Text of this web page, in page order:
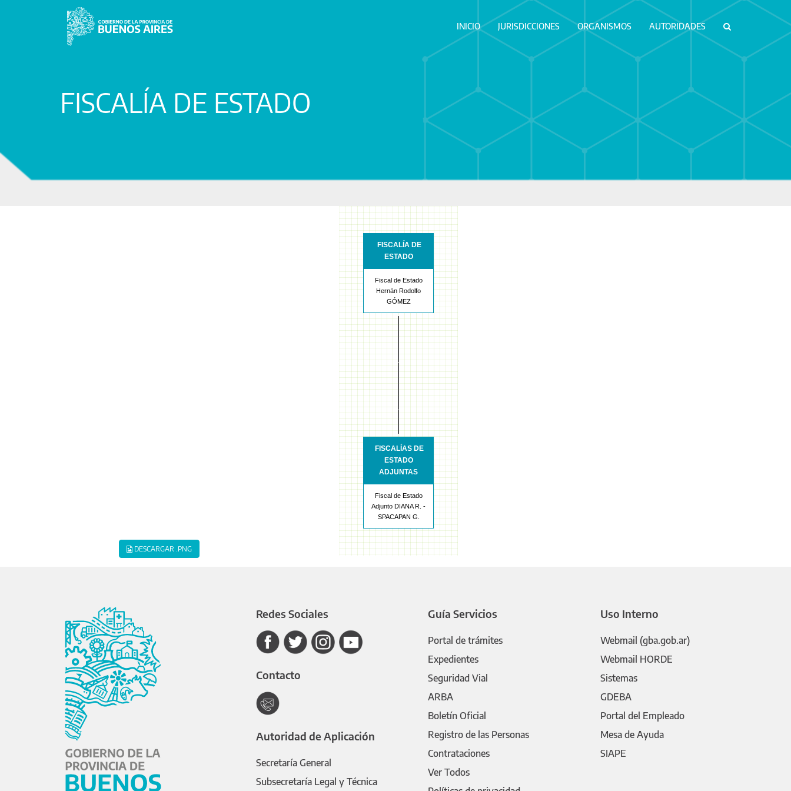
INICIO JURISDICCIONES ORGANISMOS AUTORIDADES
FISCALÍA DE ESTADO
FISCALÍA DE
ESTADO
Fiscal de Estado
Hernán Rodolfo
GÓMEZ
FISCALÍAS DE
ESTADO
ADJUNTAS
Fiscal de Estado
Adjunto DIANA R. -
SPACAPAN G.
DESCARGAR .PNG
Redes Sociales
Contacto
Autoridad de Aplicación
Secretaría General
Subsecretaría Legal y Técnica
Guía Servicios
Portal de trámites
Expedientes
Seguridad Vial
ARBA
Boletín Oficial
Registro de las Personas
Contrataciones
Ver Todos
Uso Interno
Webmail (gba.gob.ar)
Webmail HORDE
Sistemas
GDEBA
Portal del Empleado
Mesa de Ayuda
SIAPE